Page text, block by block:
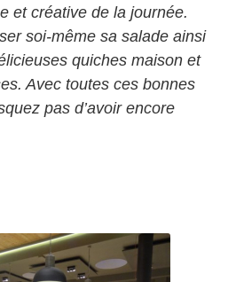
et créative de la journée.
soi-même sa salade ainsi
quiches maison et
Avec toutes ces bonnes
pas d’avoir encore